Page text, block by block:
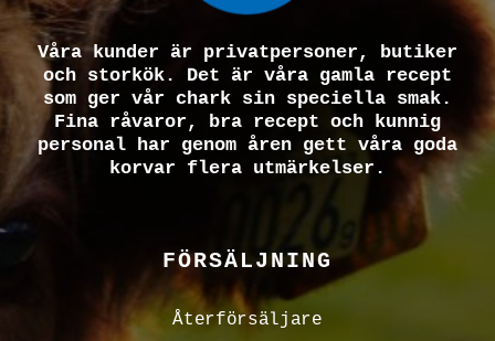
Våra kunder är privatpersoner, butiker
och storkök. Det är våra gamla recept
som ger vår chark sin speciella smak.
Fina råvaror, bra recept och kunnig
personal har genom åren gett våra goda
korvar flera utmärkelser.
FÖRSÄLJNING
Återförsäljare